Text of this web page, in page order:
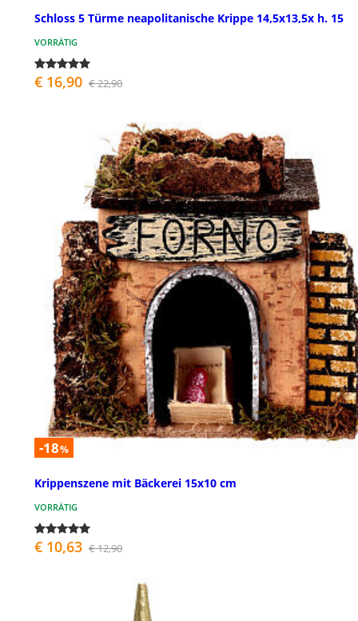
Schloss 5 Türme neapolitanische Krippe 14,5x13,5x h. 15
VORRÄTIG
€ 16,90 € 22,90
-18%
Krippenszene mit Bäckerei 15x10 cm
VORRÄTIG
€ 10,63 € 12,90